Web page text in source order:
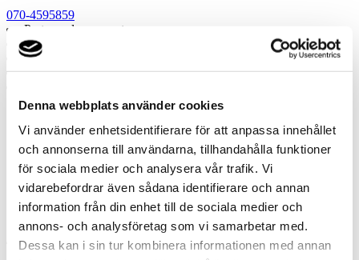
Denna webbplats använder cookies
Vi använder enhetsidentifierare för att anpassa innehållet
och annonserna till användarna, tillhandahålla funktioner
för sociala medier och analysera vår trafik. Vi
vidarebefordrar även sådana identifierare och annan
information från din enhet till de sociala medier och
annons- och analysföretag som vi samarbetar med.
Dessa kan i sin tur kombinera informationen med annan
070-4595859
Prata med en expert
Begär offert
Kontakta mig
Boka hembesök
Prata med en expert
Kontakta mig
Boka hembesök
Ring oss
Kontakt